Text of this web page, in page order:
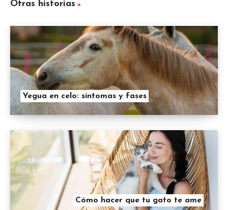
Otras historias
Yegua en celo: síntomas y fases
Cómo hacer que tu gato te ame